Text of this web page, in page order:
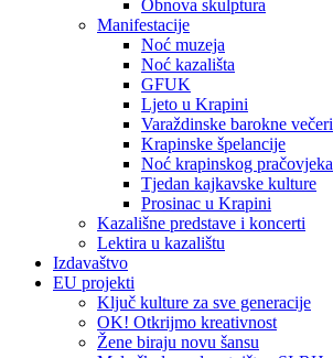
Obnova skulptura
Manifestacije
Noć muzeja
Noć kazališta
GFUK
Ljeto u Krapini
Varaždinske barokne večeri
Krapinske špelancije
Noć krapinskog pračovjeka
Tjedan kajkavske kulture
Prosinac u Krapini
Kazališne predstave i koncerti
Lektira u kazalištu
Izdavaštvo
EU projekti
Ključ kulture za sve generacije
OK! Otkrijmo kreativnost
Žene biraju novu šansu